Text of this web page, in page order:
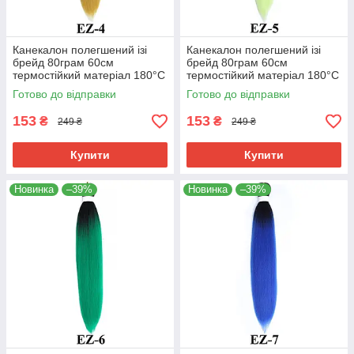
Канекалон полегшений ізі
брейд 80грам 60см
термостійкий матеріал 180°C
EZ-4 хвіст омбре Easy Braid
Готово до відправки
153 ₴ 249 ₴
Купити
Канекалон полегшений ізі
брейд 80грам 60см
термостійкий матеріал 180°C
EZ-5 хвіст омбре Easy Braid
Готово до відправки
153 ₴ 249 ₴
Купити
Новинка –39% Новинка –39%